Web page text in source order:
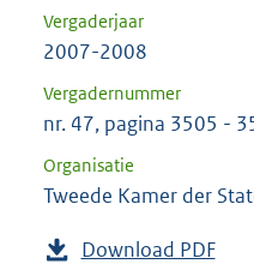
Vergaderjaar
2007-2008
Vergadernummer
nr. 47, pagina 3505 -
Organisatie
Tweede Kamer der
Download PDF